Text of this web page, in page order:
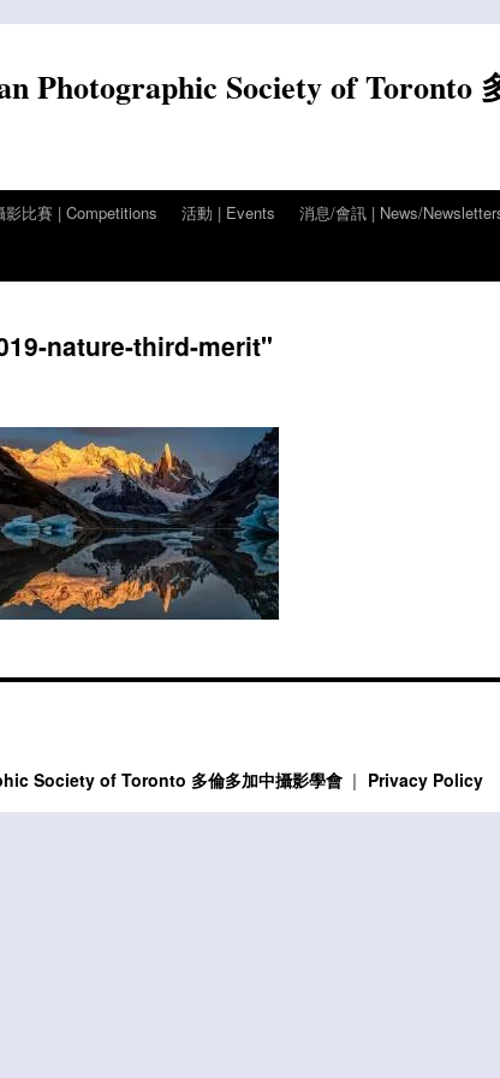
Photographic Society of Toronto
影比賽 | Competitions 活動 | Events 消息/會訊 | News/
nature-third-merit"
Society of Toronto 多倫多加中攝影學會 Privacy Policy